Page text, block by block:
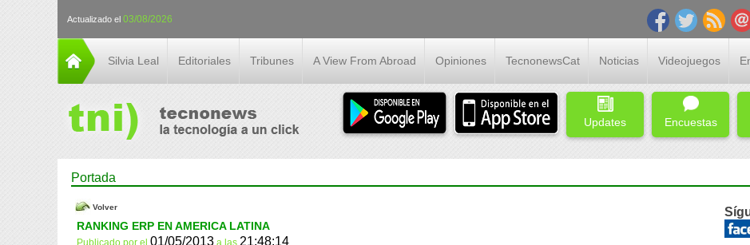
Actualizado el 03/08/2026
Silvia Leal Editoriales Tribunes A View From Abroad Opiniones TecnonewsCat Noticias Videojuegos
Updates Encuestas
Portada
Volver
RANKING ERP EN AMERICA LATINA
Publicado por el 01/05/2013 a las 21:48:14